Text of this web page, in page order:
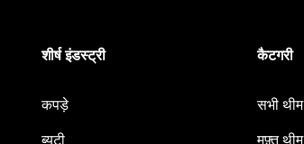
शीर्ष इंडस्ट्री
कपड़े
ब्यूटी
कैटगरी
सभी थीम
मुफ़्त थीम